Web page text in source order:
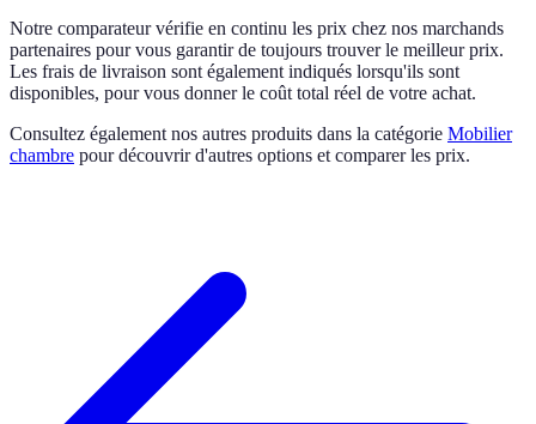
Notre comparateur vérifie en continu les prix chez nos marchands
partenaires pour vous garantir de toujours trouver le meilleur prix.
Les frais de livraison sont également indiqués lorsqu'ils sont
disponibles, pour vous donner le coût total réel de votre achat.
Consultez également nos autres produits dans la catégorie Mobilier
chambre pour découvrir d'autres options et comparer les prix.